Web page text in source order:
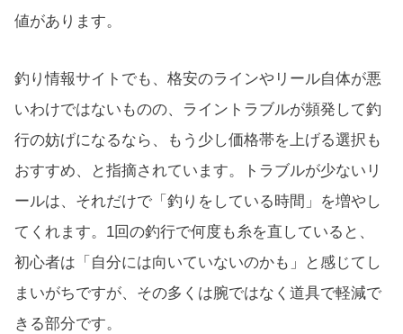
値があります。
釣り情報サイトでも、格安のラインやリール自体が悪
いわけではないものの、ライントラブルが頻発して釣
行の妨げになるなら、もう少し価格帯を上げる選択も
おすすめ、と指摘されています。トラブルが少ないリ
ールは、それだけで「釣りをしている時間」を増やし
てくれます。1回の釣行で何度も糸を直していると、
初心者は「自分には向いていないのかも」と感じてし
まいがちですが、その多くは腕ではなく道具で軽減で
きる部分です。